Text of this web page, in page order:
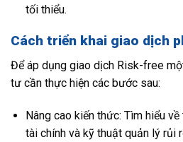
tối thiểu.
Cách triển khai giao dịch
Để áp dụng giao dịch Risk-free
tư cần thực hiện các bước sau:
Nâng cao kiến thức: Tìm hiểu
tài chính và kỹ thuật quản lý rủi